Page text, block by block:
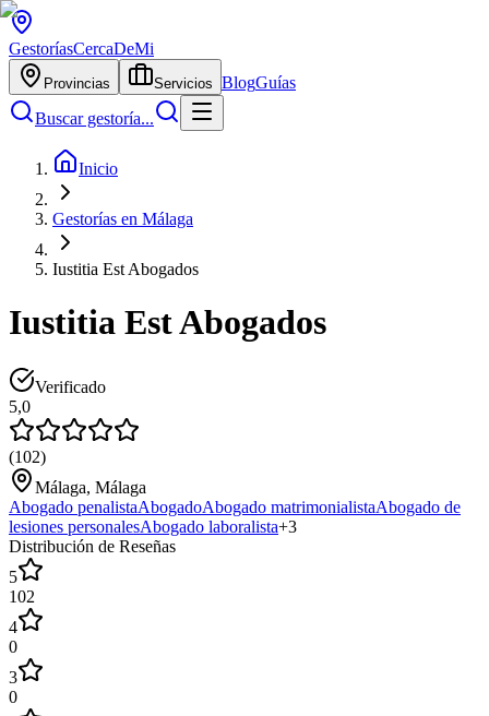
GestoríasCercaDeMi
Provincias Servicios BlogGuías
Buscar gestoría...
Inicio
Gestorías en Málaga
Iustitia Est Abogados
Iustitia Est Abogados
Verificado
5,0
(102)
Málaga, Málaga
Abogado penalistaAbogadoAbogado matrimonialistaAbogado de
lesiones personalesAbogado laboralista+3
Distribución de Reseñas
5
102
4
0
3
0